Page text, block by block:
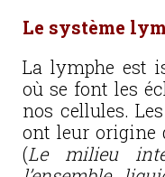
Le système
La lymphe est
où se font les
nos cellules.
ont leur origine
(Le milieu